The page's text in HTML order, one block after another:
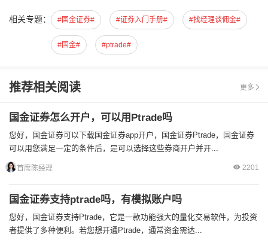
相关专题： #国金证券# #证券入门手册# #找经理谈佣金#
#国金# #ptrade#
推荐相关阅读 更多
国金证券怎么开户，可以用Ptrade吗
您好，国金证券可以下载国金证券app开户，国金证券Ptrade，国金证券
可以用您满足一定的条件后，是可以选择这些券商开户并开...
首席陈经理 2201
国金证券支持ptrade吗，有模拟账户吗
您好，国金证券支持Ptrade，它是一款功能强大的量化交易软件，为投资
者提供了多种便利。若您想开通Ptrade，通常资金需达...